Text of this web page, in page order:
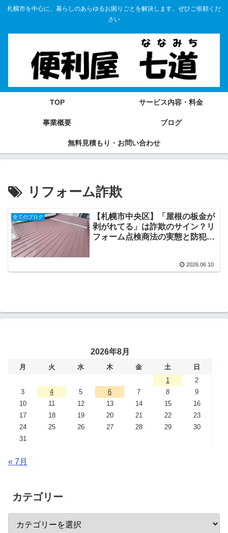
札幌市を中心に、暮らしのあらゆるお困りごとを解決します。ぜひご依頼くだ
さい
TOP サービス内容・料金
事業概要 ブログ
無料見積もり・お問い合わせ
リフォーム詐欺
全てのブログ
【札幌市中央区】「屋根の板金が
剥がれてる」は詐欺のサイン？リ
フォーム点検商法の実態と防犯レ
2026.06.10
2026年8月
月 火 水 木 金 土
日
1
2
3
4 5 6 7 8
9
10
11 12 13 14 15
16
17
18 19 20 21 22
23
24
25 26 27 28 29
30
31
« 7月
カテゴリー